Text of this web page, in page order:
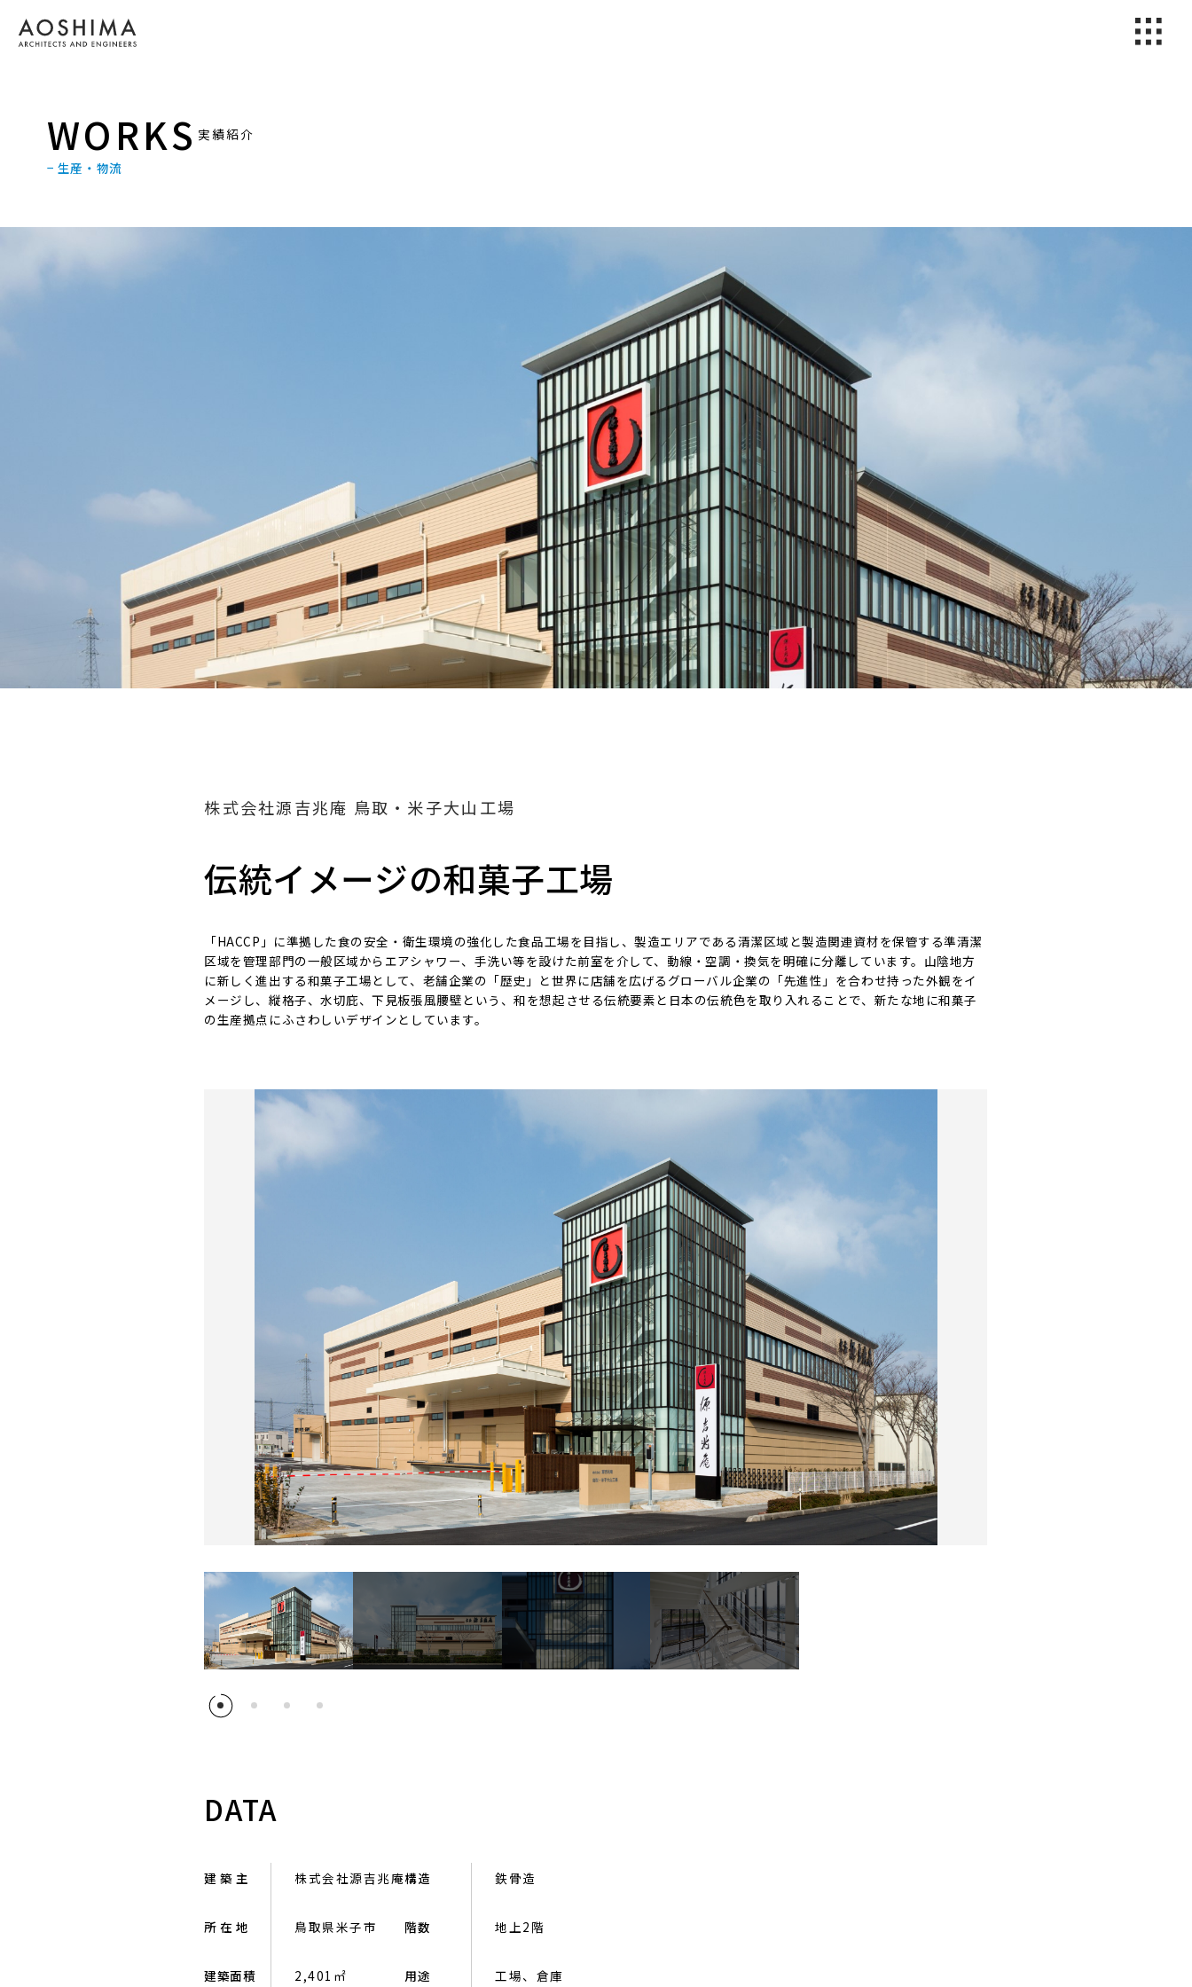
WORKS 実績紹介
− 生産・物流
株式会社源吉兆庵 鳥取・米子大山工場
伝統イメージの和菓子工場
「HACCP」に準拠した食の安全・衛生環境の強化した食品工場を目指し、製造エリアである清潔区域と製造関連資材を保管する準清潔
区域を管理部門の一般区域からエアシャワー、手洗い等を設けた前室を介して、動線・空調・換気を明確に分離しています。山陰地方
に新しく進出する和菓子工場として、老舗企業の「歴史」と世界に店舗を広げるグローバル企業の「先進性」を合わせ持った外観をイ
メージし、縦格子、水切庇、下見板張風腰壁という、和を想起させる伝統要素と日本の伝統色を取り入れることで、新たな地に和菓子
の生産拠点にふさわしいデザインとしています。
DATA
建 築 主 株式会社源吉兆庵
所 在 地 鳥取県米子市
建築面積 2,401㎡
構造 鉄骨造
階数 地上2階
用途 工場、倉庫